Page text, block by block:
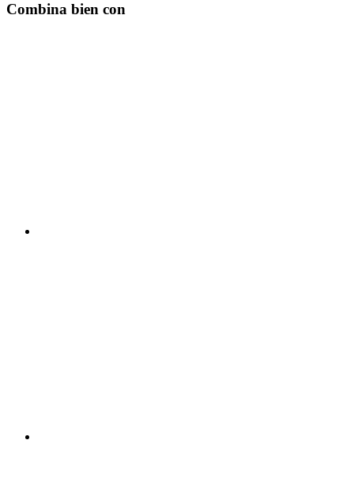
Combina bien con